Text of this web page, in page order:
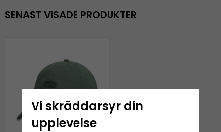
SENAST VISADE PRODUKTER
Vi skräddarsyr din
upplevelse